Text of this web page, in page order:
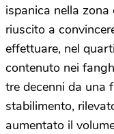
ispanica nella
riuscito a
effettuare, nel
contenuto nei
tre decenni da una
stabilimento,
aumentato il